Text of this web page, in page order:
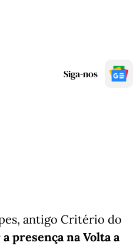
Siga-nos
antigo Critério do
presença na Volta a